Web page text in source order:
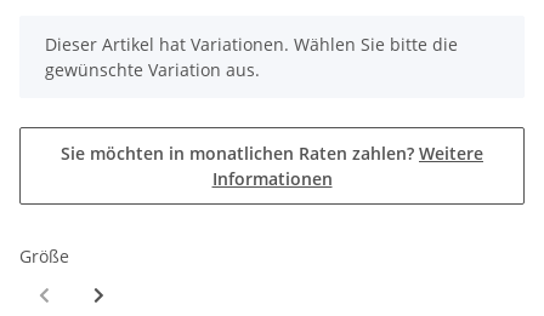
x
Dieser Artikel hat Variationen. Wählen Sie bitte die
gewünschte Variation aus.
Sie möchten in monatlichen Raten zahlen? Weitere
Informationen
Größe